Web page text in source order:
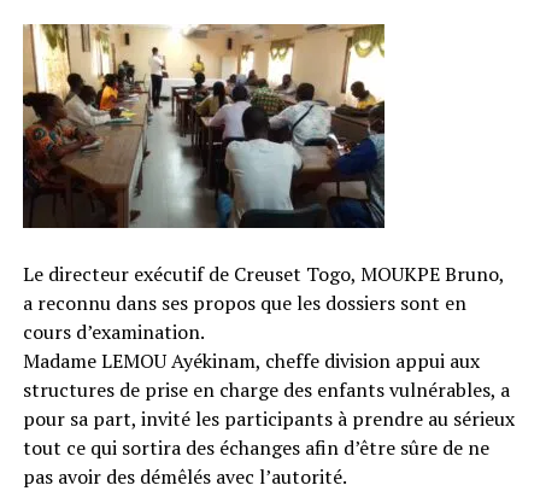
Le directeur exécutif de Creuset Togo, MOUKPE Bruno,
a reconnu dans ses propos que les dossiers sont en
cours d’examination.
Madame LEMOU Ayékinam, cheffe division appui aux
structures de prise en charge des enfants vulnérables, a
pour sa part, invité les participants à prendre au sérieux
tout ce qui sortira des échanges afin d’être sûre de ne
pas avoir des démêlés avec l’autorité.